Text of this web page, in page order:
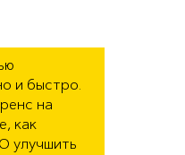
и быстро.
на
как
улучшить